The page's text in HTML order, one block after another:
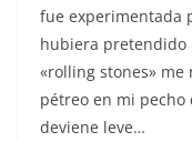
fue experimentada
hubiera pretendido
«rolling stones»
pétreo en mi pecho
deviene leve…